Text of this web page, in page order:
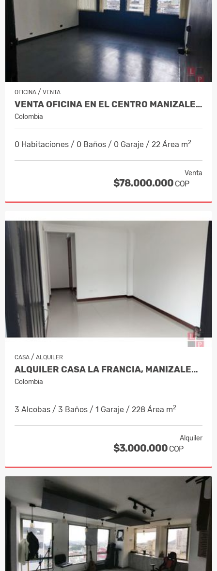
OFICINA / VENTA
VENTA OFICINA EN EL CENTRO MANIZALES C…
Colombia
0 Habitaciones / 0 Baños / 0 Garaje / 22 Área m2
Venta
$78.000.000 COP
CASA / ALQUILER
ALQUILER CASA LA FRANCIA, MANIZALES C…
Colombia
3 Alcobas / 3 Baños / 1 Garaje / 228 Área m2
Alquiler
$3.000.000 COP